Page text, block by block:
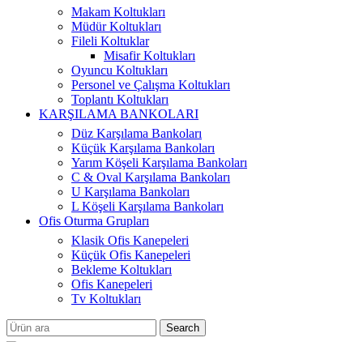
Makam Koltukları
Müdür Koltukları
Fileli Koltuklar
Misafir Koltukları
Oyuncu Koltukları
Personel ve Çalışma Koltukları
Toplantı Koltukları
KARŞILAMA BANKOLARI
Düz Karşılama Bankoları
Küçük Karşılama Bankoları
Yarım Köşeli Karşılama Bankoları
C & Oval Karşılama Bankoları
U Karşılama Bankoları
L Köşeli Karşılama Bankoları
Ofis Oturma Grupları
Klasik Ofis Kanepeleri
Küçük Ofis Kanepeleri
Bekleme Koltukları
Ofis Kanepeleri
Tv Koltukları
Search